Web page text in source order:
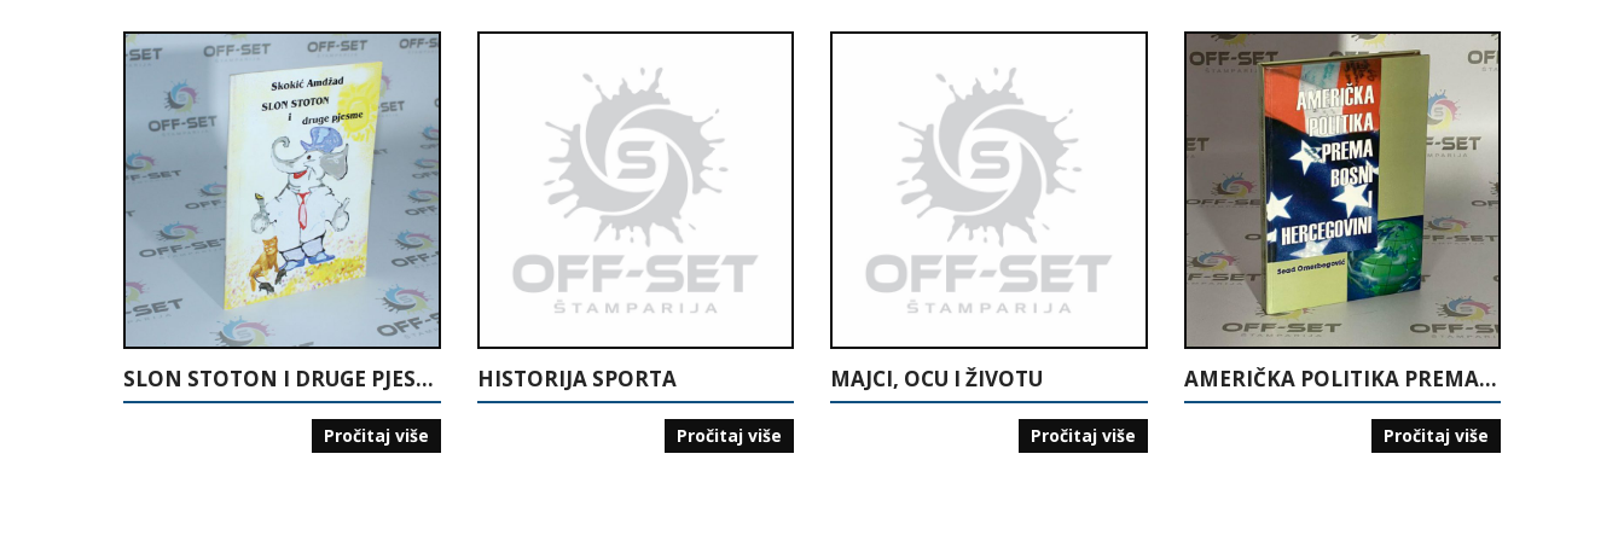
SLON STOTON I DRUGE PJESME
Pročitaj više
HISTORIJA SPORTA
Pročitaj više
MAJCI, OCU I ŽIVOTU
Pročitaj više
AMERIČKA POLITIKA PREMA BOSNI I HERCEGOVINI
Pročitaj više